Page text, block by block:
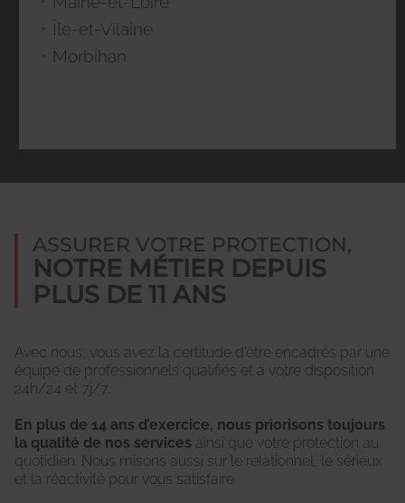
Île-et-Vilaine
Morbihan
ASSURER VOTRE PROTECTION,
NOTRE MÉTIER DEPUIS
PLUS DE 11 ANS
Avec nous, vous avez la certitude d’être encadrés par une
équipe de professionnels qualifiés et à votre disposition
24h/24 et 7j/7.
En plus de 14 ans d’exercice, nous priorisons toujours
la qualité de nos services ainsi que votre protection au
quotidien. Nous misons aussi sur le relationnel, le sérieux
et la réactivité pour vous satisfaire.